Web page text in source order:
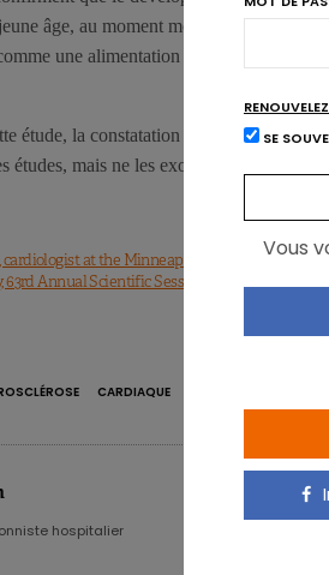
âge, au moment même où
une alimentation équilibrée et
étude, la constatation n’est pas
études, mais ne les exonère pas d’une
at the Minneapolis Heart Institute,
Annual Scientific Session, 28/03/2014.
CARDIAQUE
hospitalier
SE
Vous